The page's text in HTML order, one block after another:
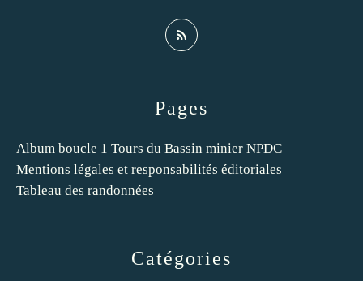
Catégories
Pages
Album boucle 1 Tours du Bassin minier NPDC
Mentions légales et responsabilités éditoriales
Tableau des randonnées